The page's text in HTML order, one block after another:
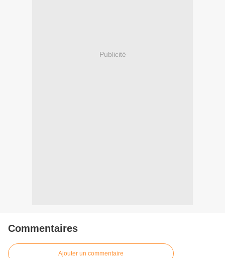
Publicité
Commentaires
Ajouter un commentaire